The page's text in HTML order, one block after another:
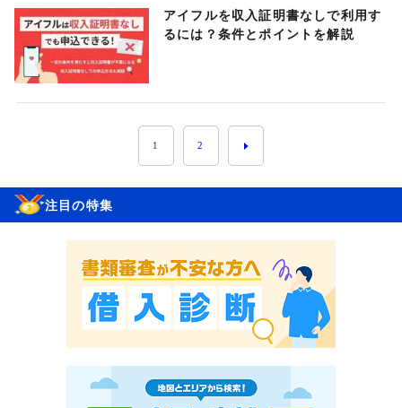
アイフルを収入証明書なしで利用す
るには？条件とポイントを解説
1 2
注目の特集